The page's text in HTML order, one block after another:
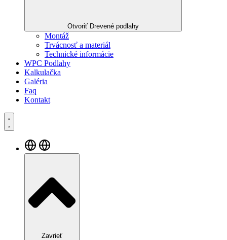
Otvoriť Drevené podlahy
Montáž
Trvácnosť a materiál
Technické informácie
WPC Podlahy
Kalkulačka
Galéria
Faq
Kontakt
Zavrieť